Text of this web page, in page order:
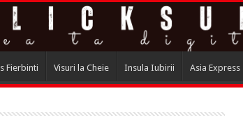
Fierbinti Visuri la Cheie Insula Iubirii Asia Express